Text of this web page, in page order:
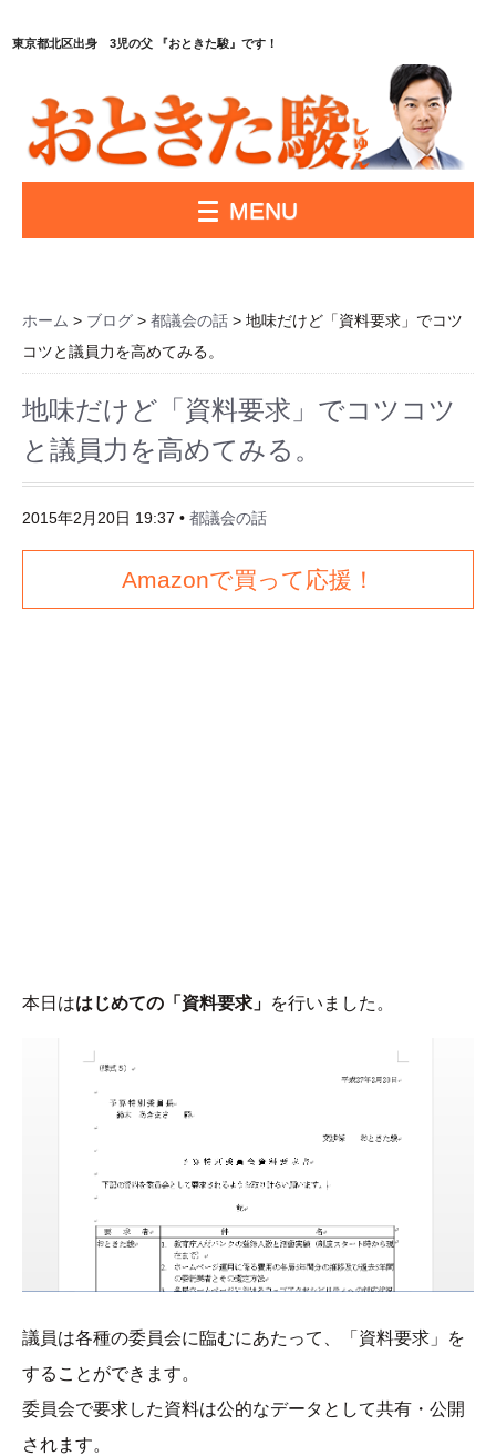
東京都北区出身 3児の父 『おときた駿』です！
MENU
ホーム > ブログ > 都議会の話 > 地味だけど「資料要求」でコツ
コツと議員力を高めてみる。
地味だけど「資料要求」でコツコツ
と議員力を高めてみる。
2015年2月20日 19:37 • 都議会の話
Amazonで買って応援！
本日ははじめての「資料要求」 を行いました。
議員は各種の委員会に臨むにあたって、「資料要求」を
することができます。
委員会で要求した資料は公的なデータとして共有・公開
されます。